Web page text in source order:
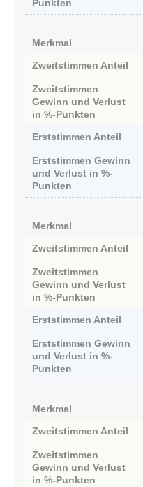
Punkten
Merkmal
Zweitstimmen Anteil
Zweitstimmen
Gewinn und Verlust
in %-Punkten
Erststimmen Anteil
Erststimmen Gewinn
und Verlust in %-
Punkten
Merkmal
Zweitstimmen Anteil
Zweitstimmen
Gewinn und Verlust
in %-Punkten
Erststimmen Anteil
Erststimmen Gewinn
und Verlust in %-
Punkten
Merkmal
Zweitstimmen Anteil
Zweitstimmen
Gewinn und Verlust
in %-Punkten